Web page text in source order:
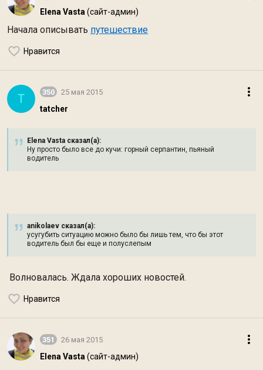
Elena Vasta (сайт-админ)
Начала описывать путешествие
Нравится
T 350 25 мая 2015
tatcher
Elena Vasta сказал(а):
Ну просто было все до кучи: горный серпантин, пьяный
водитель
anikolaev сказал(а):
усугубить ситуацию можно было бы лишь тем, что бы этот
водитель был бы еще и полуслепым
Волновалась. Ждала хороших новостей.
Нравится
351 26 мая 2015
Elena Vasta (сайт-админ)